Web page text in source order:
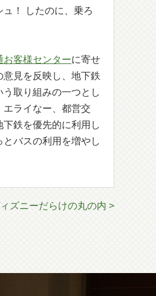
！ したのに、乗ろ
お客様センターに寄せ
見を反映し、地下鉄
取り組みの一つとし
ライなー、都営交
鉄を優先的に利用し
バスの利用を増やし
ズニーだらけの丸の内 >